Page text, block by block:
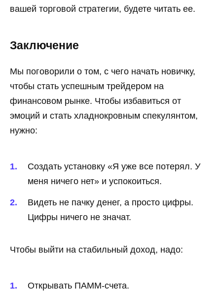
вашей торговой стратегии, будете читать ее.
Заключение
Мы поговорили о том, с чего начать новичку,
чтобы стать успешным трейдером на
финансовом рынке. Чтобы избавиться от
эмоций и стать хладнокровным спекулянтом,
нужно:
Создать установку «Я уже все потерял. У
меня ничего нет» и успокоиться.
Видеть не пачку денег, а просто цифры.
Цифры ничего не значат.
Чтобы выйти на стабильный доход, надо:
Открывать ПАММ-счета.